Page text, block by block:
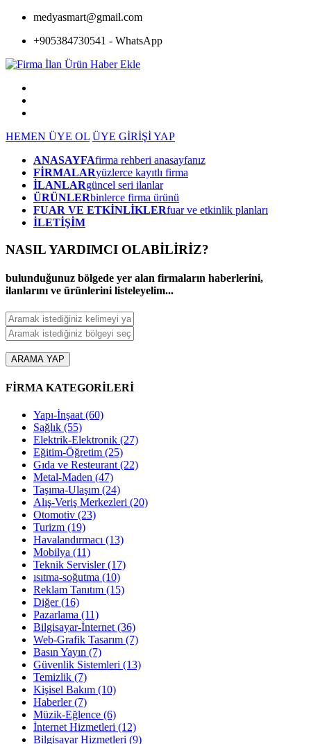
medyasmart@gmail.com
+905384730541 - WhatsApp
HEMEN ÜYE OL ÜYE GİRİŞİ YAP
ANASAYFAfirma rehberi anasayfanız
FİRMALARyüzlerce kayıtlı firma
İLANLARgüncel seri ilanlar
ÜRÜNLERbinlerce firma ürünü
FUAR VE ETKİNLİKLERfuar ve etkinlik planları
İLETİŞİM
NASIL YARDIMCI OLABİLİRİZ?
bulunduğunuz bölgede yer alan firmaların haberlerini,
ilanlarını ve ürünlerini listeleyelim...
ARAMA YAP
FİRMA KATEGORİLERİ
Yapı-İnşaat (60)
Sağlık (55)
Elektrik-Elektronik (27)
Eğitim-Öğretim (25)
Gıda ve Resteurant (22)
Metal-Maden (47)
Taşıma-Ulaşım (24)
Alış-Veriş Merkezleri (20)
Otomotiv (23)
Turizm (19)
Havalandırmacı (13)
Mobilya (11)
Teknik Servisler(17)
ısıtma-soğutma (10)
Reklam Tanıtım (15)
Diğer(16)
Pazarlama (11)
Bilgisayar-İnternet (36)
Web-Grafik Tasarım (7)
Basın Yayın (7)
Güvenlik Sistemleri (13)
Temizlik (7)
Kişisel Bakım (10)
Haberler(7)
Müzik-Eğlence (6)
İnternet Hizmetleri (12)
Bilgisayar Hizmetleri (9)